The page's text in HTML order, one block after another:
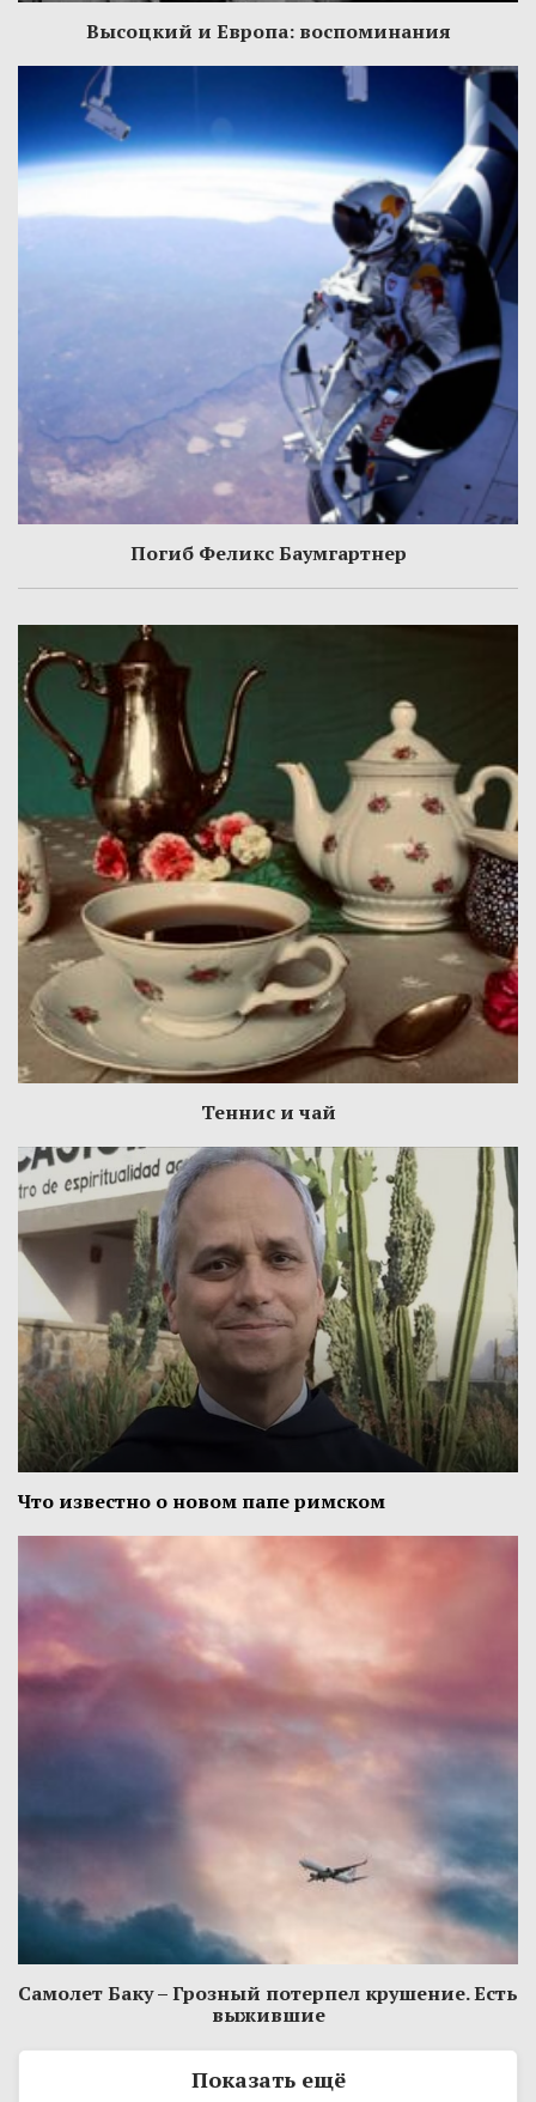
Высоцкий и Европа: воспоминания
Погиб Феликс Баумгартнер
Теннис и чай
Что известно о новом папе римском
Самолет Баку – Грозный потерпел крушение. Есть
выжившие
Показать ещё